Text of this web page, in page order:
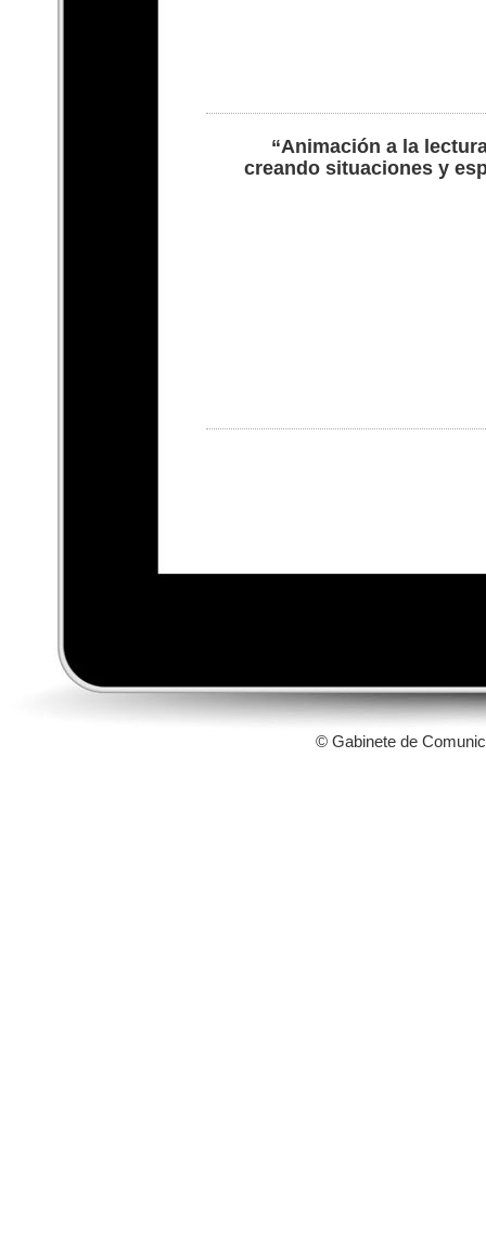
“Animación a la
creando situaciones y
© Gabinete de